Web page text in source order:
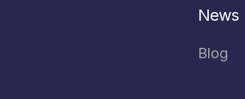
News
Blog